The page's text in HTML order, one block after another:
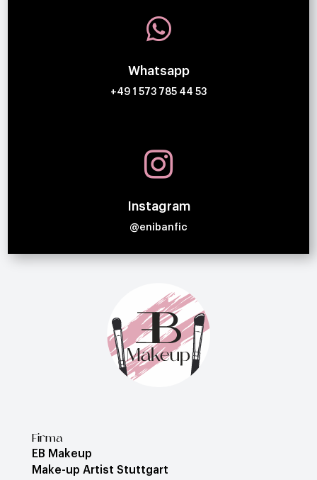

Whatsapp
+49 1 573 785 44 53

Instagram
@enibanfic
Firma
EB Makeup
Make-up Artist Stuttgart